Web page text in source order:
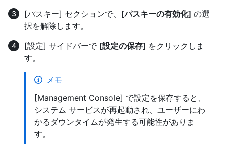
[パスキー] セクションで、 [パスキーの有効化] の選
択を解除します。
[設定] サイドバーで [設定の保存] をクリックしま
す。
メモ
[Management Console] で設定を保存すると、
システム サービスが再起動され、ユーザーにわ
かるダウンタイムが発生する可能性がありま
す。